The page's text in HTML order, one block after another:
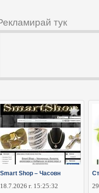
тук
Smart Shop – Часовн
18.7.2026 г. 15:25:32